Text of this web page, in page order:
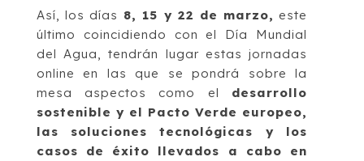
Así, los días 8, 15 y 22 de marzo, este
último coincidiendo con el Día Mundial
del Agua, tendrán lugar estas jornadas
online en las que se pondrá sobre la
mesa aspectos como el desarrollo
sostenible y el Pacto Verde europeo,
las soluciones tecnológicas y los
casos de éxito llevados a cabo en